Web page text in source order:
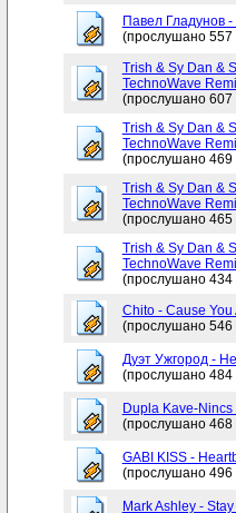
Павел Гладунов
(прослушано 557
Trish & Sy Dan &
TechnoWave
(прослушано 607
Trish & Sy Dan &
TechnoWave
(прослушано 469
Trish & Sy Dan &
TechnoWave
(прослушано 465
Trish & Sy Dan &
TechnoWave
(прослушано 434
Chito - Cause You
(прослушано 546
Дуэт Ужгород -
(прослушано 484
Dupla Kave-
(прослушано 468
GABI KISS -
(прослушано 496
Mark Ashley -